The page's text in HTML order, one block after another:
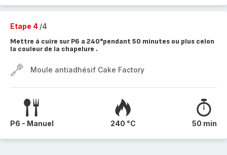
Etape 4 /4
Mettre à cuire sur P6 a 240°pendant 50 minutes ou plus celon
la couleur de la chapelure .
Moule antiadhésif Cake Factory
P6 - Manuel 240 °C 50 min